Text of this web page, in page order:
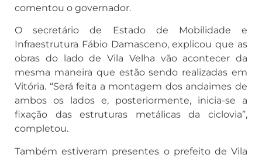
comentou o governador.
O secretário de Estado de Mobilidade e
Infraestrutura Fábio Damasceno, explicou que as
obras do lado de Vila Velha vão acontecer da
mesma maneira que estão sendo realizadas em
Vitória. “Será feita a montagem dos andaimes de
ambos os lados e, posteriormente, inicia-se a
fixação das estruturas metálicas da ciclovia”,
completou.
Também estiveram presentes o prefeito de Vila